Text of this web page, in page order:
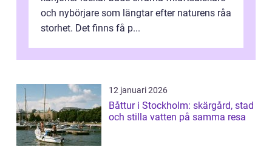
och nybörjare som längtar efter naturens råa
storhet. Det finns få p...
12 januari 2026
Båttur i Stockholm: skärgård, stad
och stilla vatten på samma resa